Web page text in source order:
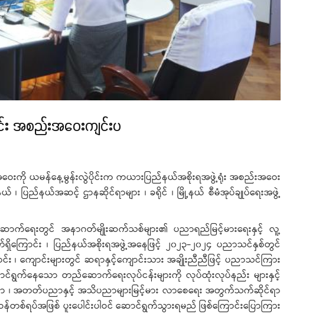
အစည်းအဝေးကျင်းပ
ဝေးကို ယမန်နေ့မွန်းလွဲပိုင်းက ကယားပြည်နယ်အစိုးရအဖွဲ့ရုံး အစည်းအဝေး
၊ ပြည်နယ်အဆင့် ဌာနဆိုင်ရာများ ၊ ခရိုင် ၊ မြို့နယ် စီမံအုပ်ချုပ်ရေးအဖွဲ့
ာက်ရေးတွင် အနာဂတ်မျိုးဆက်သစ်များ၏ ပညာရည်မြင့်မားရေးနှင့် လူ့
ြောင်း ၊ ပြည်နယ်အစိုးရအဖွဲ့အနေဖြင့် ၂၀၂၃-၂၀၂၄ ပညာသင်နှစ်တွင်
ကျောင်းများတွင် ဆရာနှင့်ကျောင်းသား အချိုးညီညီဖြင့် ပညာသင်ကြား
ာင်ရွက်နေသော တည်ဆောက်ရေးလုပ်ငန်းများကို လုပ်ထုံးလုပ်နည်း များနှင့်
၊ အတတ်ပညာနှင့် အသိပညာများမြင့်မား လာစေရေး အတွက်သက်ဆိုင်ရာ
န်တစ်ရပ်အဖြစ် ပူးပေါင်းပါဝင် ဆောင်ရွက်သွားရမည် ဖြစ်ကြောင်းပြောကြား